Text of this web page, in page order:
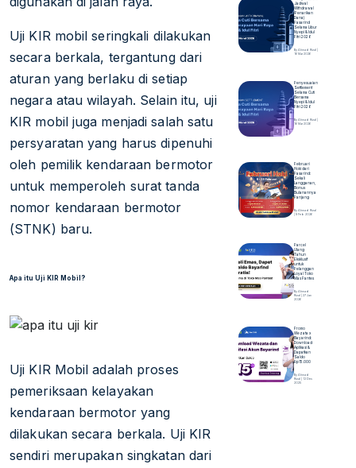
Uji KIR mobil seringkali dilakukan
secara berkala, tergantung dari
aturan yang berlaku di setiap
negara atau wilayah. Selain itu, uji
KIR mobil juga menjadi salah satu
persyaratan yang harus dipenuhi
oleh pemilik kendaraan bermotor
untuk memperoleh surat tanda
nomor kendaraan bermotor
(STNK) baru.
Apa itu Uji KIR Mobil?
Uji KIR Mobil adalah proses
pemeriksaan kelayakan
kendaraan bermotor yang
dilakukan secara berkala. Uji KIR
sendiri merupakan singkatan dari
Jadwal
Withdrawal
(Penarikan
Dana)
Pasarind
Selama Libur
Nyepi & Idul
Fitri 2026
By Ahmad Rizal |
16 Mar 2026
Penyesuaian
Settlement
Selama Cuti
Bersama
Nyepi & Idul
Fitri 2026
By Ahmad Rizal |
16 Mar 2026
Februari
Hoki dari
Pasarind:
Sekali
Langganan,
Bonus
Bulanannya
Panjang
By Ahmad Rizal
| 9 Feb 2026
Parcel
Ulang
Tahun
Eksklusif
untuk
Pelanggan
Loyal Toko
Mas Pantes
By Ahmad
Rizal | 27 Jan
2026
Promo
Wezata x
Bayarind:
Download
Aplikasi &
Dapatkan
Saldo
Rp15.000
By Ahmad
Rizal | 12 Des
2025